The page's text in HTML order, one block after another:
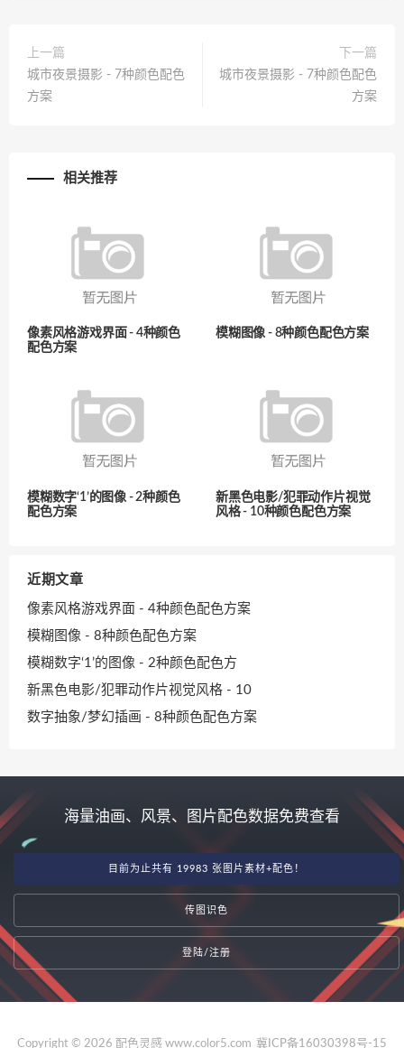
上一篇
城市夜景摄影 - 7种颜色配色
方案
下一篇
城市夜景摄影 - 7种颜色配色
方案
相关推荐
像素风格游戏界面 - 4种颜色
配色方案
模糊图像 - 8种颜色配色方案
模糊数字‘1’的图像 - 2种颜色
配色方案
新黑色电影/犯罪动作片视觉
风格 - 10种颜色配色方案
近期文章
像素风格游戏界面 - 4种颜色配色方案
模糊图像 - 8种颜色配色方案
模糊数字‘1’的图像 - 2种颜色配色方
新黑色电影/犯罪动作片视觉风格 - 10
数字抽象/梦幻插画 - 8种颜色配色方案
海量油画、风景、图片配色数据免费查看
目前为止共有 19983 张图片素材+配色！
传图识色
登陆/注册
Copyright © 2026 配色灵感 www.color5.com 冀ICP备16030398号-15